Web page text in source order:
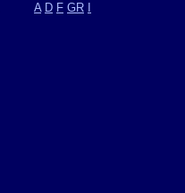
A D F GR